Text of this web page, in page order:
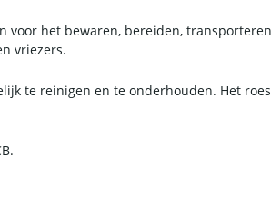
het bewaren, bereiden,
vriezers.
te reinigen en te onderhouden. Het